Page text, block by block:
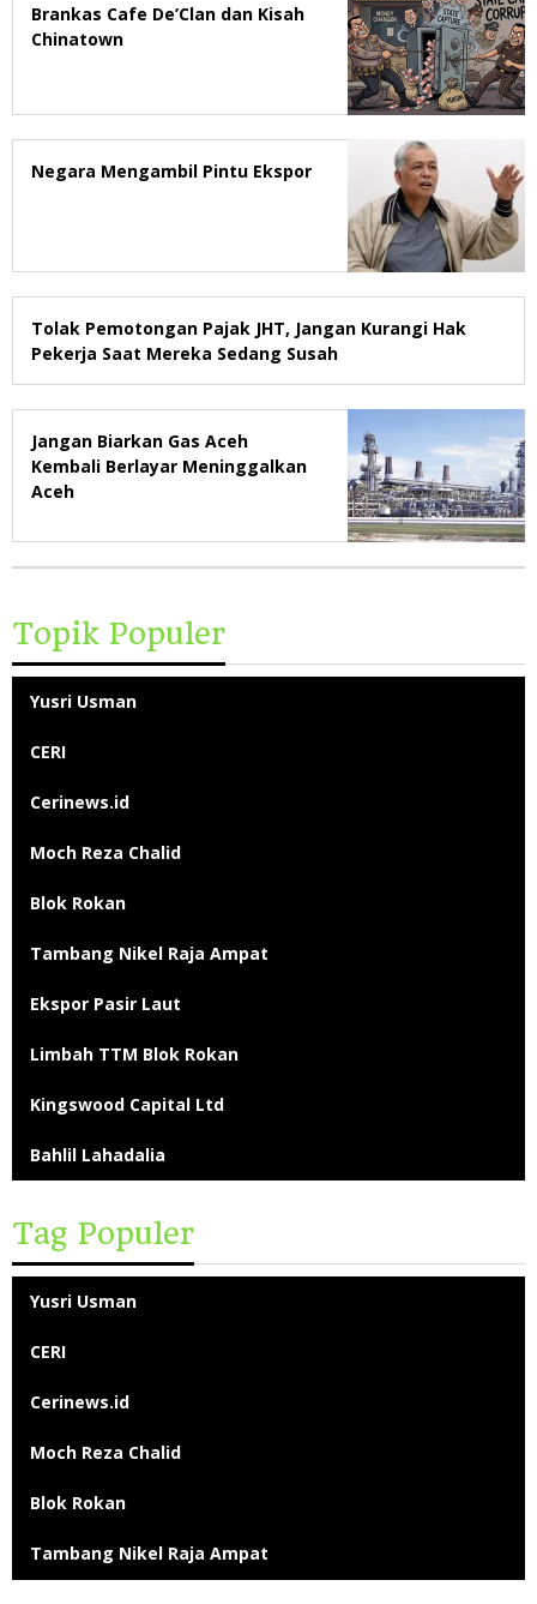
Brankas Cafe De’Clan dan Kisah
Chinatown
Negara Mengambil Pintu Ekspor
Tolak Pemotongan Pajak JHT, Jangan Kurangi Hak
Pekerja Saat Mereka Sedang Susah
Jangan Biarkan Gas Aceh
Kembali Berlayar Meninggalkan
Aceh
Topik Populer
Yusri Usman
CERI
Cerinews.id
Moch Reza Chalid
Blok Rokan
Tambang Nikel Raja Ampat
Ekspor Pasir Laut
Limbah TTM Blok Rokan
Kingswood Capital Ltd
Bahlil Lahadalia
Tag Populer
Yusri Usman
CERI
Cerinews.id
Moch Reza Chalid
Blok Rokan
Tambang Nikel Raja Ampat